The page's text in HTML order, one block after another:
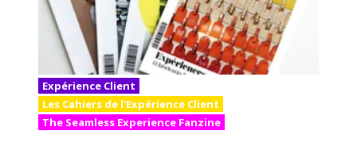
Expérience Client
Les Cahiers de l'Expérience Client
The Seamless Experience Fanzine